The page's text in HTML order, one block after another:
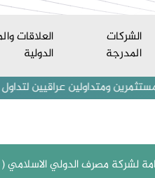
الشركات
المدرجة
العلاقات
الدولية
عراقيين لتداول الاسهم
لشركة مصرف الدولي الاسلامي ( غير